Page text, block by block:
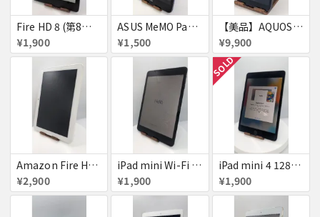
Fire HD 8 (第8世代)
¥1,900
ASUS MeMO Pad 8 AST21 au
¥1,500
【美品】AQUOS wish A103SH
¥9,900
Amazon Fire HD 8 タブレット
¥2,900
iPad mini Wi-Fi + Cellular 64GB
¥1,900
SOLD
iPad mini 4 128GB
¥1,900